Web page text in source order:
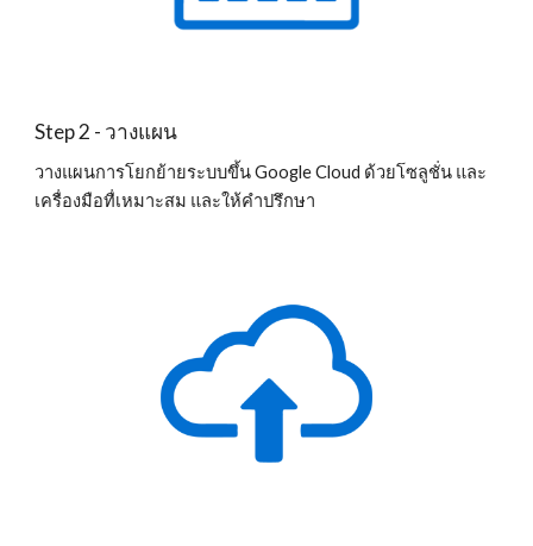
Step 2 - วางแผน
วางแผนการโยกย้ายระบบขึ้น Google Cloud ด้วยโซลูชั่น และ
เครื่องมือทื่เหมาะสม และให้คำปรึกษา